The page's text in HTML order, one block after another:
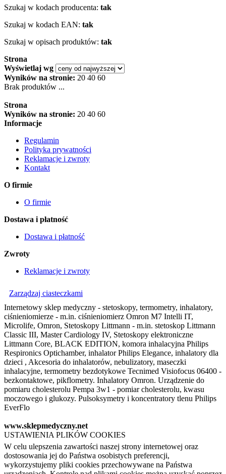
Szukaj w kodach producenta: tak
Szukaj w kodach EAN: tak
Szukaj w opisach produktów: tak
Strona
Wyświetlaj wg
Wyników na stronie: 20 40 60
Brak produktów ...
Strona
Wyników na stronie: 20 40 60
Informacje
Regulamin
Polityka prywatności
Reklamacje i zwroty
Kontakt
O firmie
O firmie
Dostawa i płatność
Dostawa i płatność
Zwroty
Reklamacje i zwroty
Zarządzaj ciasteczkami
Internetowy sklep medyczny - stetoskopy, termometry, inhalatory,
ciśnieniomierze - m.in. ciśnieniomierz Omron M7 Intelli IT,
Microlife, Omron, Stetoskopy Littmann - m.in. stetoskop Littmann
Classic III, Master Cardiology IV, Stetoskopy elektroniczne
Littmann Core, BLACK EDITION, komora inhalacyjna Philips
Respironics Optichamber, inhalator Philips Elegance, inhalatory dla
dzieci , Akcesoria do inhalatorów, nebulizatory, maseczki
inhalacyjne, termometry bezdotykowe Tecnimed Visiofocus 06400 -
bezkontaktowe, pikflometry. Inhalatory Omron. Urządzenie do
pomiaru cholesterolu Pempa 3w1 - pomiar cholesterolu, kwasu
moczowego i glukozy. Pulsoksymetry i koncentratory tlenu Philips
EverFlo
www.sklepmedyczny.net
USTAWIENIA PLIKÓW COOKIES
W celu ulepszenia zawartości naszej strony internetowej oraz
dostosowania jej do Państwa osobistych preferencji,
wykorzystujemy pliki cookies przechowywane na Państwa